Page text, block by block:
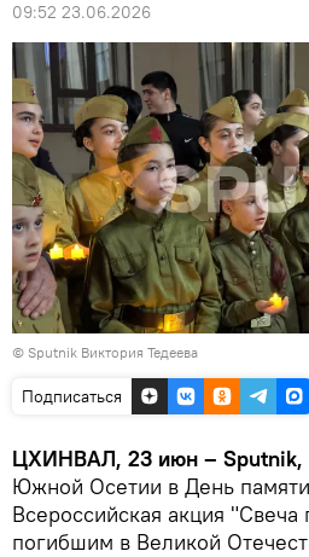
09:52 23.06.2026
© Sputnik Виктория Тедеева
Подписаться
ЦХИНВАЛ, 23 июн – Sputnik,
Южной Осетии в День
Всероссийская акция
погибшим в Великой